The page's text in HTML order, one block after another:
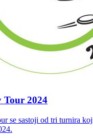
Tour 2024
se sastoji od tri turnira